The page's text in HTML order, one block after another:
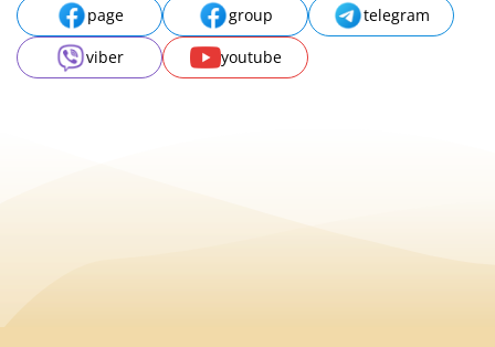
page group
telegram
viber
youtube